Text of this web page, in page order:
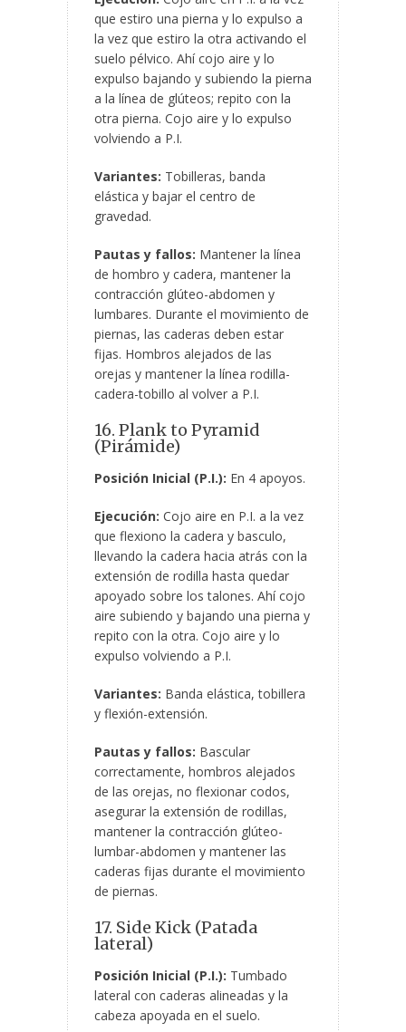
que estiro una pierna y lo expulso a
la vez que estiro la otra activando el
suelo pélvico. Ahí cojo aire y lo
expulso bajando y subiendo la pierna
a la línea de glúteos; repito con la
otra pierna. Cojo aire y lo expulso
volviendo a P.I.
Variantes: Tobilleras, banda
elástica y bajar el centro de
gravedad.
Pautas y fallos: Mantener la línea
de hombro y cadera, mantener la
contracción glúteo-abdomen y
lumbares. Durante el movimiento de
piernas, las caderas deben estar
fijas. Hombros alejados de las
orejas y mantener la línea rodilla-
cadera-tobillo al volver a P.I.
16. Plank to Pyramid
(Pirámide)
Posición Inicial (P.I.): En 4 apoyos.
Ejecución: Cojo aire en P.I. a la vez
que flexiono la cadera y basculo,
llevando la cadera hacia atrás con la
extensión de rodilla hasta quedar
apoyado sobre los talones. Ahí cojo
aire subiendo y bajando una pierna y
repito con la otra. Cojo aire y lo
expulso volviendo a P.I.
Variantes: Banda elástica, tobillera
y flexión-extensión.
Pautas y fallos: Bascular
correctamente, hombros alejados
de las orejas, no flexionar codos,
asegurar la extensión de rodillas,
mantener la contracción glúteo-
lumbar-abdomen y mantener las
caderas fijas durante el movimiento
de piernas.
17. Side Kick (Patada
lateral)
Posición Inicial (P.I.): Tumbado
lateral con caderas alineadas y la
cabeza apoyada en el suelo.